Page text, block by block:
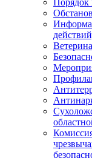
Порядок